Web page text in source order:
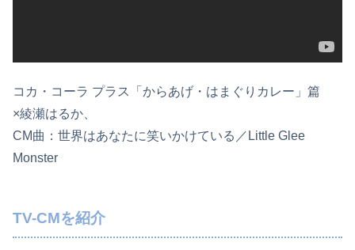
コカ・コーラ プラス「からあげ・はまぐりカレー」篇
×綾瀬はるか、
CM曲：世界はあなたに笑いかけている／Little Glee
Monster
TV-CMを紹介